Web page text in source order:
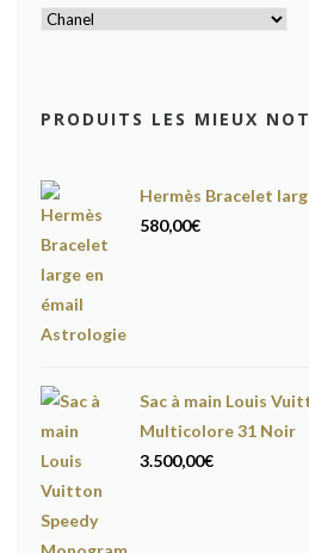
PRODUITS LES MIEUX
Hermès Bracelet
580,00€
Sac à main Louis
Multicolore 31 Noir
3.500,00€